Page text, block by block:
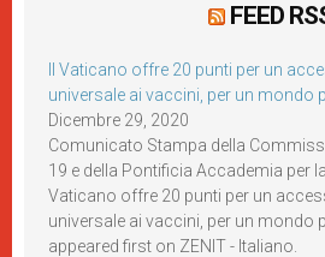
FEED
Il Vaticano offre 20 punti per un
universale ai vaccini, per un mondo
Dicembre 29, 2020
Comunicato Stampa della
19 e della Pontificia Accademia per
Vaticano offre 20 punti per un
universale ai vaccini, per un mondo
appeared first on ZENIT - Italiano.